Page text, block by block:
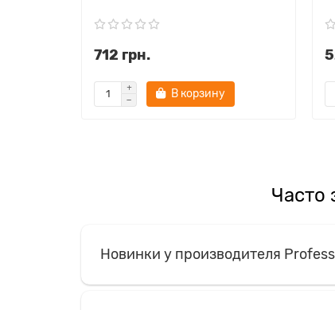
712 грн.
В корзину
Часто
Новинки у производителя